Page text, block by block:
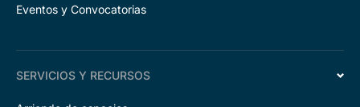
Eventos y Convocatorias
SERVICIOS Y RECURSOS